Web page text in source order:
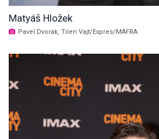
Matyáš Hložek
Pavel Dvorak, Tilen Vajt/Expres/MAFRA